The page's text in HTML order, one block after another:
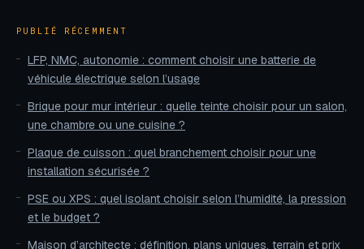
PUBLIÉ RÉCEMMENT
LFP, NMC, autonomie : comment choisir une batterie de
véhicule électrique selon l’usage
Brique pour mur intérieur : quelle teinte choisir pour un salon,
une chambre ou une cuisine ?
Plaque de cuisson : quel branchement choisir pour une
installation sécurisée ?
PSE ou XPS : quel isolant choisir selon l’humidité, la pression
et le budget ?
Maison d’architecte : définition, plans uniques, terrain et prix